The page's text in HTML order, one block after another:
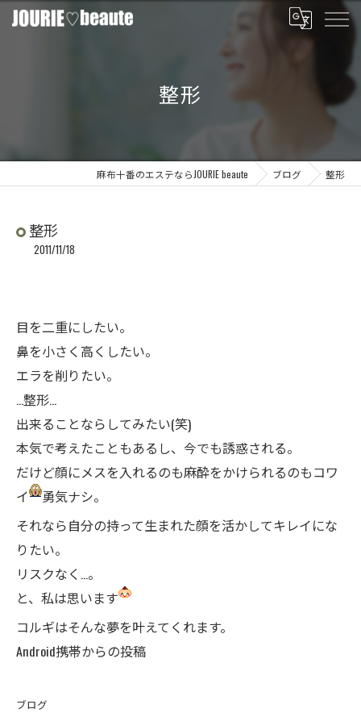
整形
麻布十番のエステならJOURIE beaute ブログ 整形
整形
2011/11/18
目を二重にしたい。
鼻を小さく高くしたい。
エラを削りたい。
…整形…
出来ることならしてみたい(笑)
本気で考えたこともあるし、今でも誘惑される。
だけど顔にメスを入れるのも麻酔をかけられるのもコワ
イ
勇気ナシ。
それなら自分の持って生まれた顔を活かしてキレイにな
りたい。
リスクなく…。
と、私は思います
コルギはそんな夢を叶えてくれます。
Android携帯からの投稿
ブログ